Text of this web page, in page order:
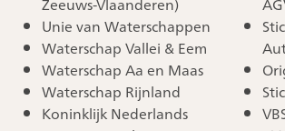
Unie van Waterschappen
Waterschap Vallei & Eem
Waterschap Aa en Maas
Waterschap Rijnland
Koninklijk Nederlands